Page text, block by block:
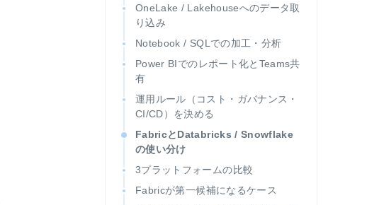
OneLake / Lakehouseへのデータ取
り込み
Notebook / SQLでの加工・分析
Power BIでのレポート化とTeams共
有
運用ルール（コスト・ガバナンス・
CI/CD）を決める
FabricとDatabricks / Snowflake
の使い分け
3プラットフォームの比較
Fabricが第一候補になるケース